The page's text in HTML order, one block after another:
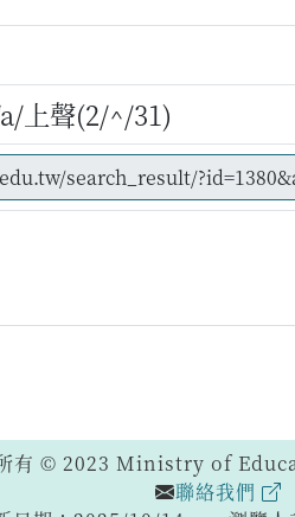
上聲(2/^/31)
所有 © 2023 Ministry of
聯絡我們